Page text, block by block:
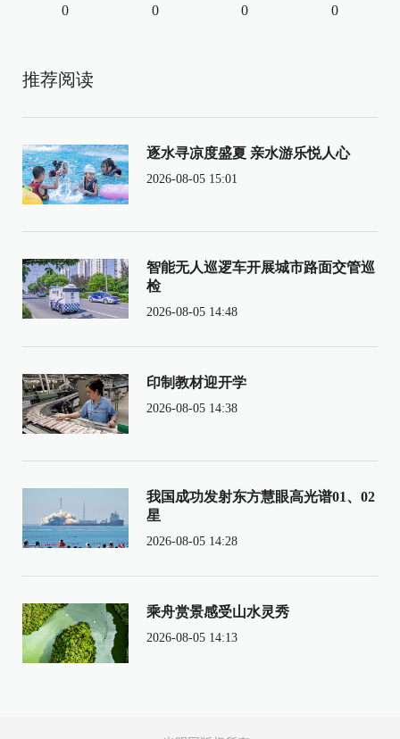
0 0 0 0
推荐阅读
逐水寻凉度盛夏 亲水游乐悦人心
2026-08-05 15:01
智能无人巡逻车开展城市路面交管巡
检
2026-08-05 14:48
印制教材迎开学
2026-08-05 14:38
我国成功发射东方慧眼高光谱01、02
星
2026-08-05 14:28
乘舟赏景感受山水灵秀
2026-08-05 14:13